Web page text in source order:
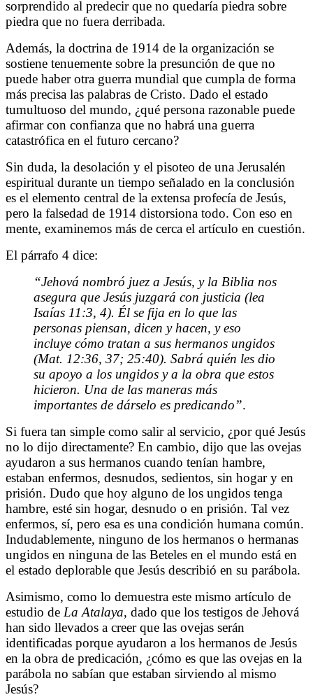
sorprendido al predecir que no quedaría piedra sobre
piedra que no fuera derribada.
Además, la doctrina de 1914 de la organización se
sostiene tenuemente sobre la presunción de que no
puede haber otra guerra mundial que cumpla de forma
más precisa las palabras de Cristo. Dado el estado
tumultuoso del mundo, ¿qué persona razonable puede
afirmar con confianza que no habrá una guerra
catastrófica en el futuro cercano?
Sin duda, la desolación y el pisoteo de una Jerusalén
espiritual durante un tiempo señalado en la conclusión
es el elemento central de la extensa profecía de Jesús,
pero la falsedad de 1914 distorsiona todo. Con eso en
mente, examinemos más de cerca el artículo en cuestión.
El párrafo 4 dice:
“Jehová nombró juez a Jesús, y la Biblia nos
asegura que Jesús juzgará con justicia (lea
Isaías 11:3, 4). Él se fija en lo que las
personas piensan, dicen y hacen, y eso
incluye cómo tratan a sus hermanos ungidos
(Mat. 12:36, 37; 25:40). Sabrá quién les dio
su apoyo a los ungidos y a la obra que estos
hicieron. Una de las maneras más
importantes de dárselo es predicando”.
Si fuera tan simple como salir al servicio, ¿por qué Jesús
no lo dijo directamente? En cambio, dijo que las ovejas
ayudaron a sus hermanos cuando tenían hambre,
estaban enfermos, desnudos, sedientos, sin hogar y en
prisión. Dudo que hoy alguno de los ungidos tenga
hambre, esté sin hogar, desnudo o en prisión. Tal vez
enfermos, sí, pero esa es una condición humana común.
Indudablemente, ninguno de los hermanos o hermanas
ungidos en ninguna de las Beteles en el mundo está en
el estado deplorable que Jesús describió en su parábola.
Asimismo, como lo demuestra este mismo artículo de
estudio de La Atalaya, dado que los testigos de Jehová
han sido llevados a creer que las ovejas serán
identificadas porque ayudaron a los hermanos de Jesús
en la obra de predicación, ¿cómo es que las ovejas en la
parábola no sabían que estaban sirviendo al mismo
Jesús?